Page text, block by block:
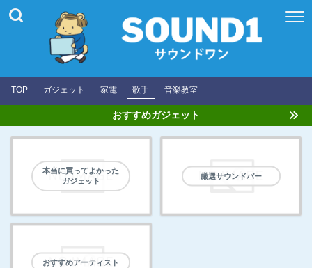
TOP ガジェット 家電 歌手 音楽教室
おすすめガジェット
本当に買ってよかった
ガジェット
厳選サウンドバー
おすすめアーティスト